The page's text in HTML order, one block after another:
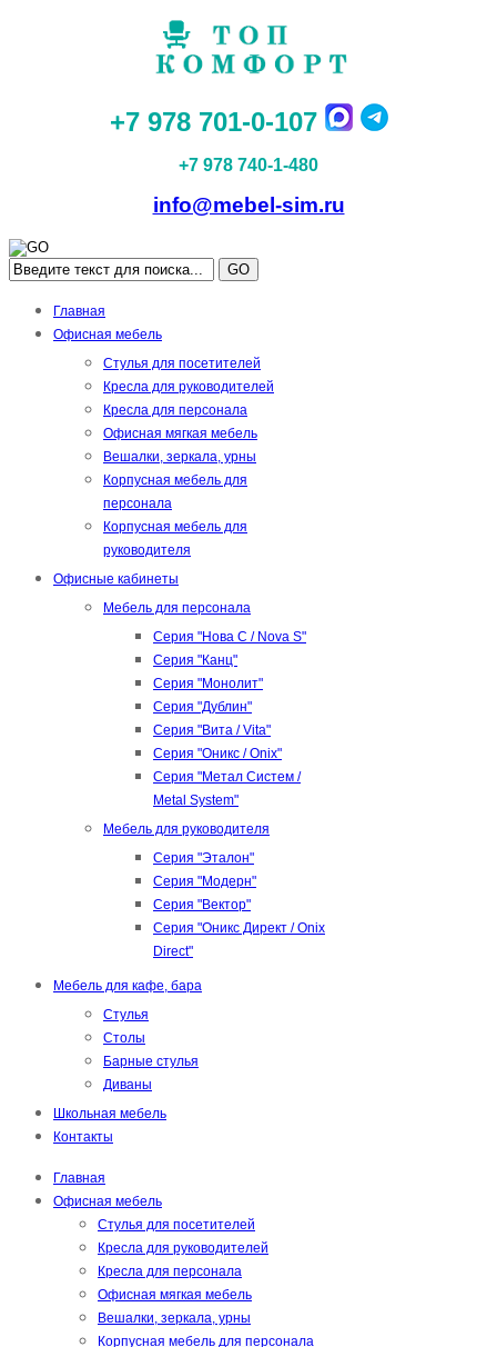
+7 978 701-0-107
+7 978 740-1-480
info@mebel-sim.ru
GO
Главная
Офисная мебель
Стулья для посетителей
Кресла для руководителей
Кресла для персонала
Офисная мягкая мебель
Вешалки, зеркала, урны
Корпусная мебель для
персонала
Корпусная мебель для
руководителя
Офисные кабинеты
Мебель для персонала
Серия "Нова С / Nova S"
Серия "Канц"
Серия "Монолит"
Серия "Дублин"
Серия "Вита / Vita"
Серия "Оникс / Onix"
Серия "Метал Систем /
Metal System"
Мебель для руководителя
Серия "Эталон"
Серия "Модерн"
Серия "Вектор"
Серия "Оникс Директ / Onix
Direct"
Мебель для кафе, бара
Стулья
Столы
Барные стулья
Диваны
Школьная мебель
Контакты
Главная
Офисная мебель
Стулья для посетителей
Кресла для руководителей
Кресла для персонала
Офисная мягкая мебель
Вешалки, зеркала, урны
Корпусная мебель для персонала